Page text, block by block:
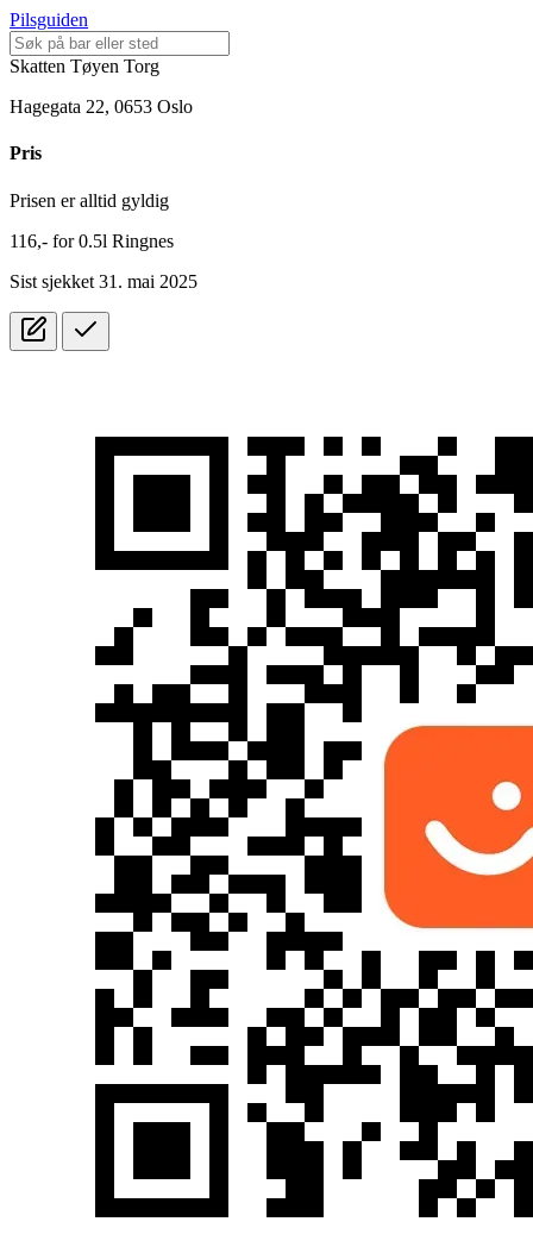
Pilsguiden
Skatten Tøyen Torg
Hagegata 22, 0653 Oslo
Pris
Prisen er alltid gyldig
116,- for0.5l Ringnes
Sist sjekket 31. mai 2025